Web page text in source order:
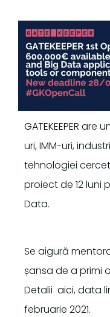
GATEKEEPER are
uri, IMM-uri,
tehnologiei
proiect de 12 luni
Data.
Se aigură
șansa de a primi
Detalii ️ aici, data
februarie 2021.